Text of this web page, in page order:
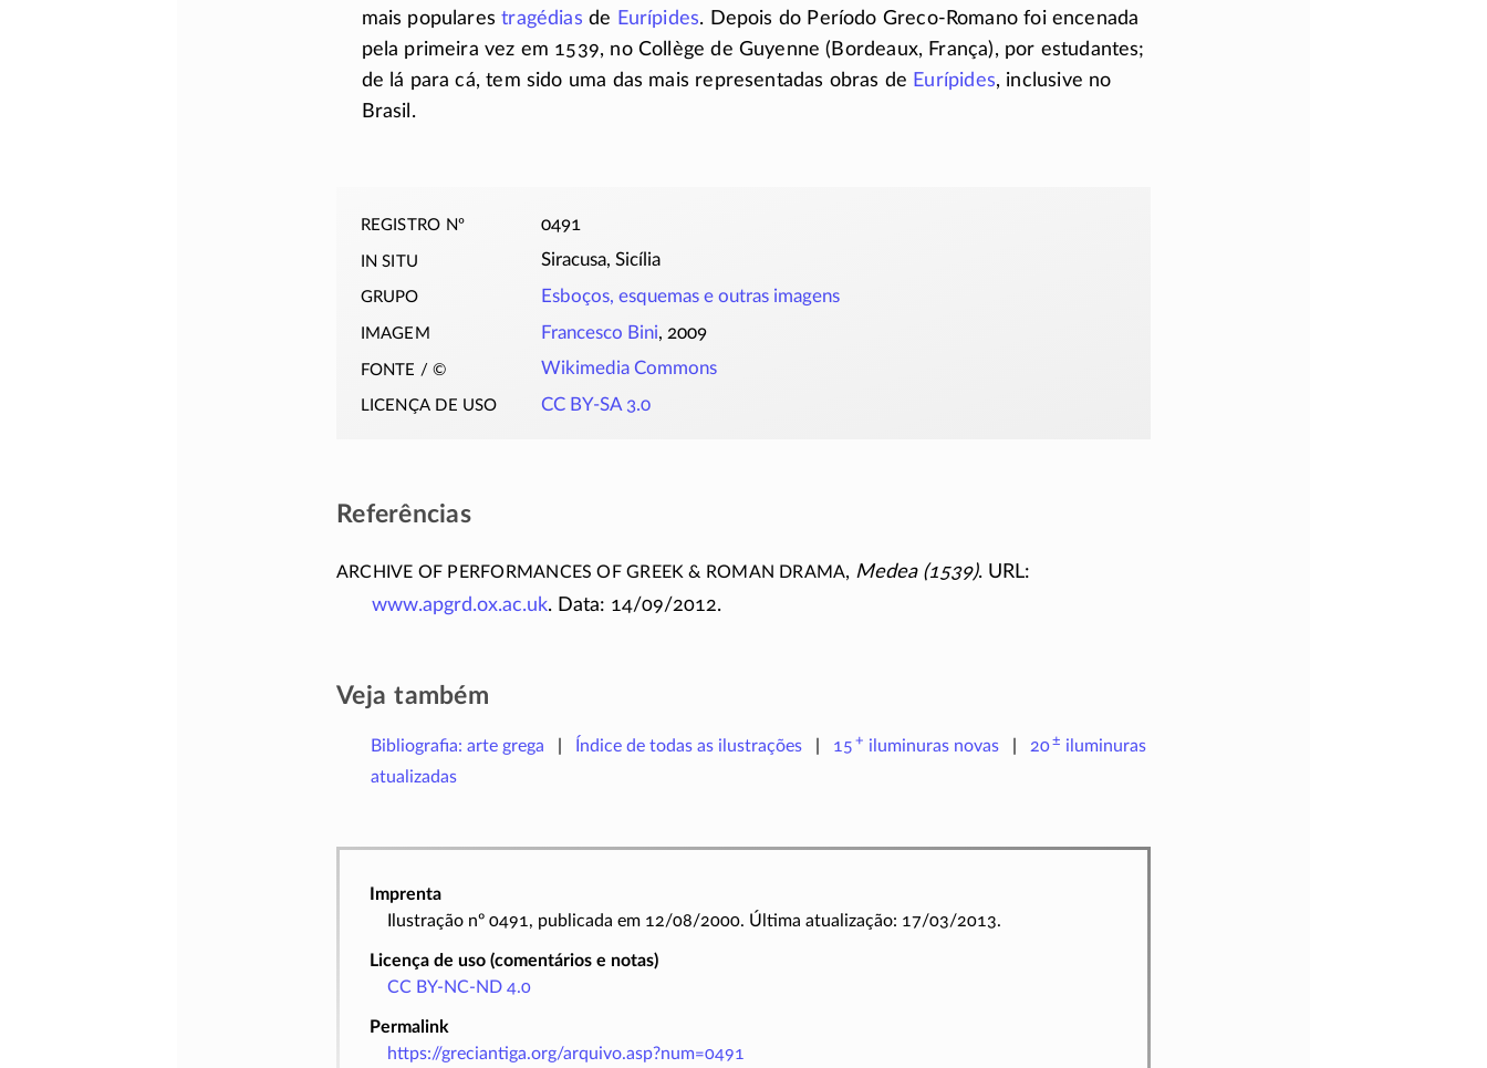
mais popularestragédias de Eurípides. Depois do Período Greco-Romanofoi encenada
pela primeira vez em 1539, no Collège de Guyenne (Bordeaux, França), por estudantes;
de lá para cá, tem sido uma das mais representadas obras de Eurípides, inclusive no
Brasil.
registro nº 0491
in situ Siracusa, Sicília
grupo Esboços, esquemas e outras imagens
imagem Francesco Bini, 2009
fonte / © Wikimedia Commons
licença de uso CC BY-SA 3.0
Referências
Archive of Performances of Greek & Roman Drama, Medea (1539). URL:
www.apgrd.ox.ac.uk. Data: 14/09/2012.
Veja também
Bibliografia: arte grega Índice de todas as ilustrações 15 + iluminurasnovas 20± iluminuras
atualizadas
Imprenta
Ilustração nº 0491, publicada em 12/08/2000. Última atualização: 17/03/2013.
Licença de uso (comentários e notas)
CC BY-NC-ND 4.0
Permalink
https://greciantiga.org/arquivo.asp?num=0491